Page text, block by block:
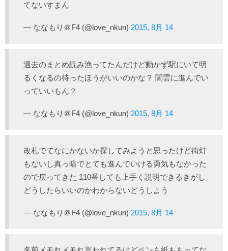
てないすまん
— ななもり＠F4 (@love_nkun) 2015, 8月 14
過去のまとめ読み漁ってたんだけど動かず駅にいて明
るくなるの待ったほうがいいのかな？ 闇雲に進んでい
っていいもん？
— ななもり＠F4 (@love_nkun) 2015, 8月 14
改札でてなにかないか探してみようと思ったけど街灯
もないし真っ暗でとても進んでいける勇気もなかった
ので戻ってきた 110番しても上手く説明できるきがし
どうしたらいいのかわからないどうしよう
— ななもり＠F4 (@love_nkun) 2015, 8月 14